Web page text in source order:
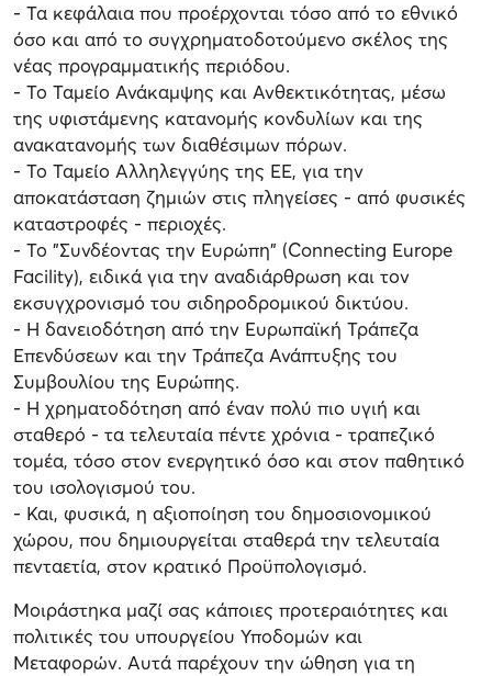
- Τα κεφάλαια που προέρχονται τόσο από το εθνικό
όσο και από το συγχρηματοδοτούμενο σκέλος της
νέας προγραμματικής περιόδου.
- Το Ταμείο Ανάκαμψης και Ανθεκτικότητας, μέσω
της υφιστάμενης κατανομής κονδυλίων και της
ανακατανομής των διαθέσιμων πόρων.
- Το Ταμείο Αλληλεγγύης της ΕΕ, για την
αποκατάσταση ζημιών στις πληγείσες - από φυσικές
καταστροφές - περιοχές.
- Το "Συνδέοντας την Ευρώπη" (Connecting Europe
Facility), ειδικά για την αναδιάρθρωση και τον
εκσυγχρονισμό του σιδηροδρομικού δικτύου.
- Η δανειοδότηση από την Ευρωπαϊκή Τράπεζα
Επενδύσεων και την Τράπεζα Ανάπτυξης του
Συμβουλίου της Ευρώπης.
- Η χρηματοδότηση από έναν πολύ πιο υγιή και
σταθερό - τα τελευταία πέντε χρόνια - τραπεζικό
τομέα, τόσο στον ενεργητικό όσο και στον παθητικό
του ισολογισμού του.
- Και, φυσικά, η αξιοποίηση του δημοσιονομικού
χώρου, που δημιουργείται σταθερά την τελευταία
πενταετία, στον κρατικό Προϋπολογισμό.
Μοιράστηκα μαζί σας κάποιες προτεραιότητες και
πολιτικές του υπουργείου Υποδομών και
Μεταφορών. Αυτά παρέχουν την ώθηση για τη